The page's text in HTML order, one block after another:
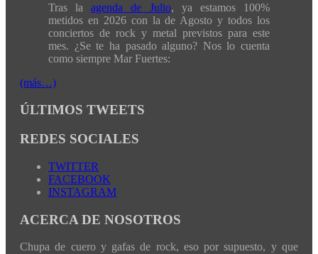
Tras laagenda de Julio, ya estamos 100%
metidos en 2026 con la de Agosto y todos los
conciertos de rock y metal previstos para este
mes. ¿Se te ha pasado alguno? Nos lo cuenta
como siempre Mar Fuertes:
(más…)
ÚLTIMOS TWEETS
REDES SOCIALES
TWITTER
FACEBOOK
INSTAGRAM
ACERCA DE NOSOTROS
Chupa de cuero y gafas de rock, eso por supuesto, y que